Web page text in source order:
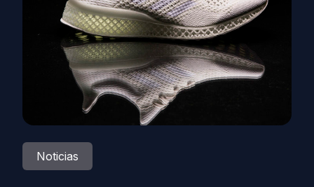
Noticias